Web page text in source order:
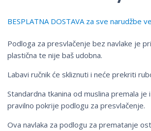
BESPLATNA DOSTAVA za sve narudžbe
Podloga za presvlačenje bez navlake je
plastična te nije baš udobna.
Labavi ručnik će skliznuti i neće prekriti
Standardna tkanina od muslina premala je
pravilno pokrije podlogu za presvlačenje.
Ova navlaka za podlogu za prematanje